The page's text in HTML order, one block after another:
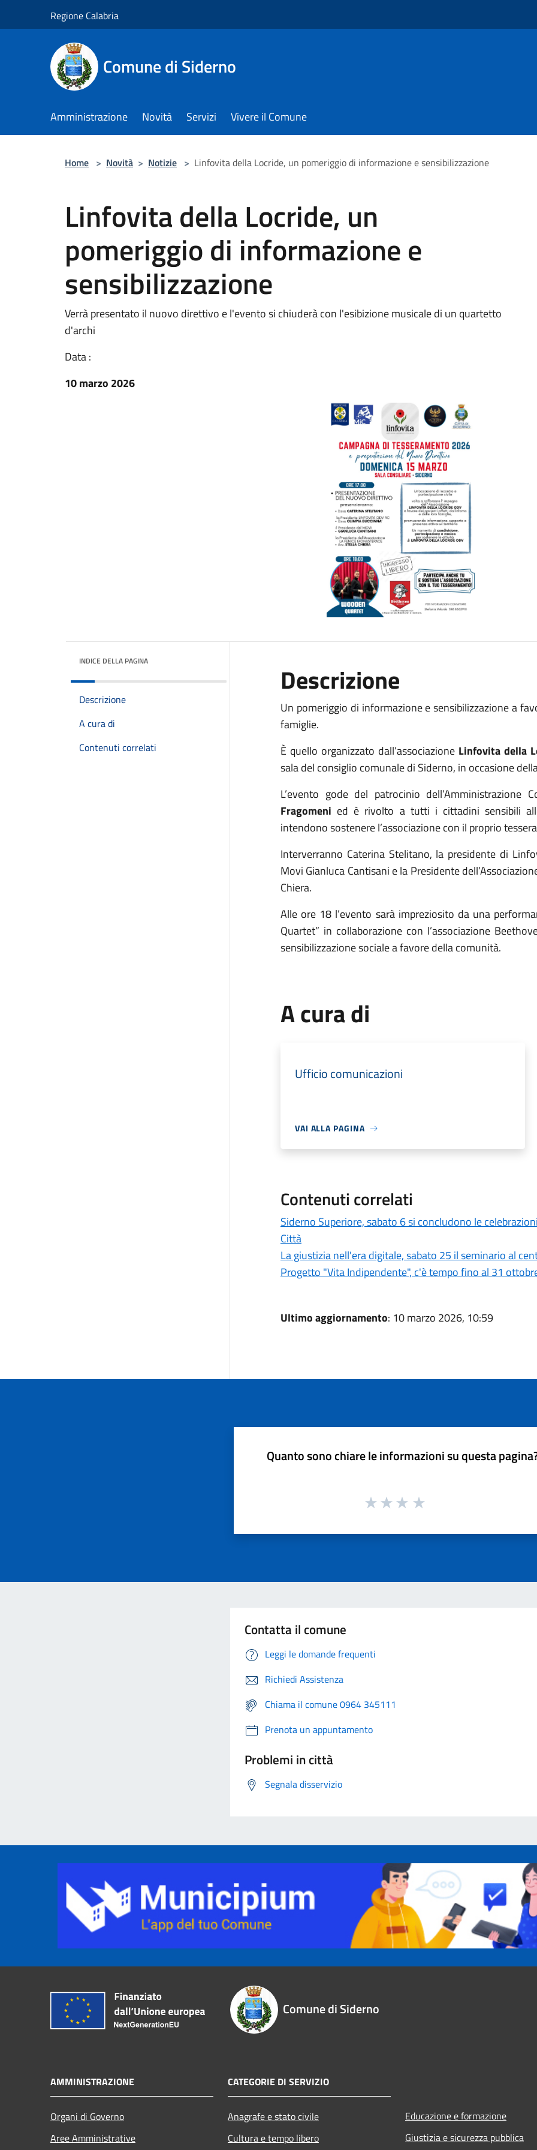
Regione Calabria
Comune di Siderno
Amministrazione Novità Servizi Vivere il Comune
Home > Novità > Notizie > Linfovita della Locride, un pomeriggio di informazione e sensibilizzazione
Linfovita della Locride, un
pomeriggio di informazione e
sensibilizzazione
Verrà presentato il nuovo direttivo e l'evento si chiuderà con l'esibizione musicale di un quartetto
d'archi
Data :
10 marzo 2026
INDICE DELLA PAGINA
Descrizione
A cura di
Contenuti correlati
Descrizione
Un pomeriggio di informazione e sensibilizzazione a
famiglie.
È quello organizzato dall’associazione Linfovita della
sala del consiglio comunale di Siderno, in occasione
L’evento gode del patrocinio
Fragomeni ed è rivolto a tutti i cittadini sensibili
intendono sostenere l’associazione con il proprio
Interverranno Caterina Stelitano, la presidente di
Movi Gianluca Cantisani e la Presidente
Chiera.
Alle ore 18 l’evento sarà impreziosito da una
Quartet” in collaborazione con l’associazione
sensibilizzazione sociale a favore della comunità.
A cura di
Ufficio comunicazioni
VAI ALLA PAGINA
Contenuti correlati
Siderno Superiore, sabato 6 si concludono le
Città
La giustizia nell'era digitale, sabato 25 il seminario al
Progetto "Vita Indipendente", c'è tempo fino al 31
Ultimo aggiornamento: 10 marzo 2026, 10:59
Quanto sono chiare le informazioni su questa
Contatta il comune
Leggi le domande frequenti
Richiedi Assistenza
Chiama il comune 0964 345111
Prenota un appuntamento
Problemi in città
Segnala disservizio
Comune di Siderno
AMMINISTRAZIONE
Organi di Governo
Aree Amministrative
CATEGORIE DI SERVIZIO
Anagrafe e stato civile
Cultura e tempo libero
Educazione e formazione
Giustizia e sicurezza pubblica